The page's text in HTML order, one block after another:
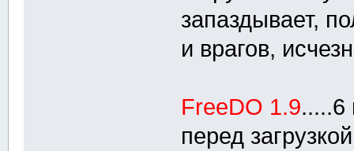
запаздывает,
и врагов,
FreeDO 1.9.....6
перед